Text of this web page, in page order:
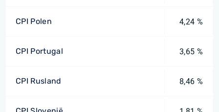
CPI Polen 4,24 %
CPI Portugal 3,65 %
CPI Rusland 8,46 %